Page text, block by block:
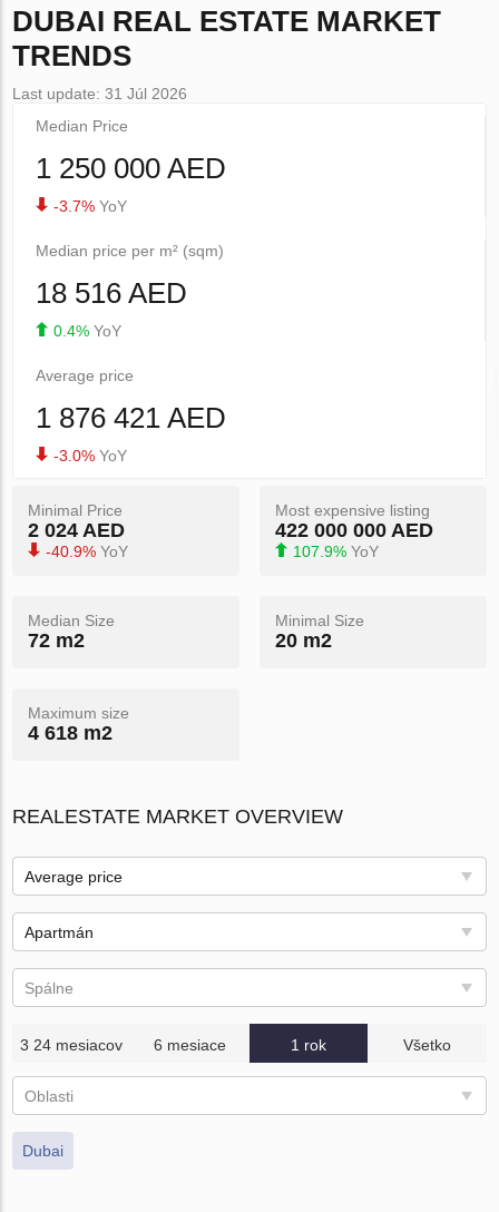
DUBAI REAL ESTATE MARKET
TRENDS
Last update: 31 Júl 2026
Median Price
1 250 000 AED
-3.7% YoY
Median price per m² (sqm)
18 516 AED
0.4% YoY
Average price
1 876 421 AED
-3.0% YoY
Minimal Price
2 024 AED
-40.9% YoY
Most expensive listing
422 000 000 AED
107.9% YoY
Median Size
72 m2
Minimal Size
20 m2
Maximum size
4 618 m2
REALESTATE MARKET OVERVIEW
Average price
Apartmán
Spálne
3 24 mesiacov 6 mesiace 1 rok Všetko
Oblasti
Dubai